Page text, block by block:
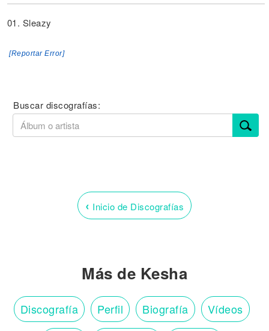
01. Sleazy
[Reportar Error]
Buscar discografías:
‹ Inicio de Discografías
Más de Kesha
Discografía Perfil Biografía Vídeos